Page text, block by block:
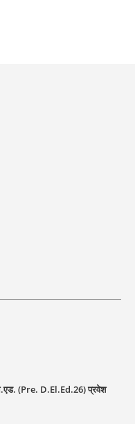
(Pre. D.El.Ed.26) प्रवेश